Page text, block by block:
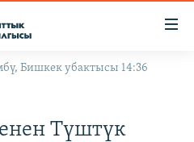
Бишкек убактысы 14:36
Түштүк